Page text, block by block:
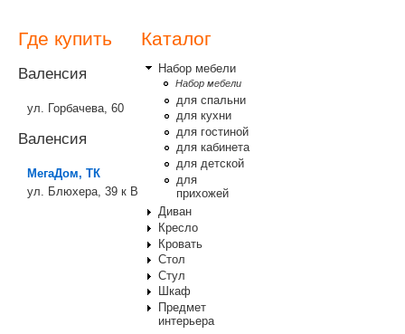
Где купить
Валенсия
ул. Горбачева, 60
Валенсия
МегаДом, ТК
ул. Блюхера, 39 к В
Каталог
Набор мебели
Набор мебели
для спальни
для кухни
для гостиной
для кабинета
для детской
для
прихожей
Диван
Кресло
Кровать
Стол
Стул
Шкаф
Предмет
интерьера